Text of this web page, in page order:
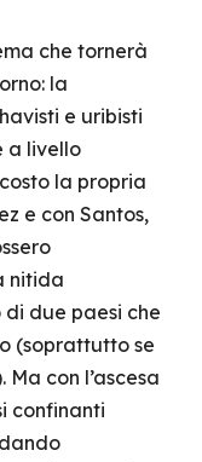
che tornerà
la
e uribisti
a livello
la propria
e con Santos,
nitida
di due paesi che
(soprattutto se
con l’ascesa
confinanti